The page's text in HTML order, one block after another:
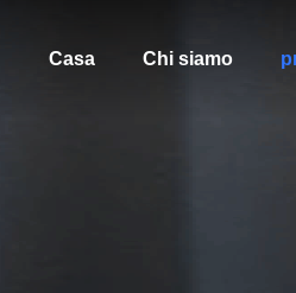
Casa Chi siamo